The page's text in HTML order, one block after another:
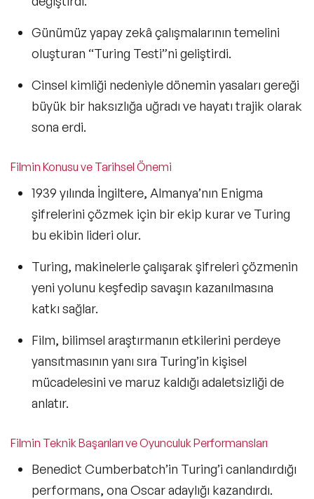
Günümüz yapay zekâ çalışmalarının temelini
oluşturan “Turing Testi”ni geliştirdi.
Cinsel kimliği nedeniyle dönemin yasaları gereği
büyük bir haksızlığa uğradı ve hayatı trajik olarak
sona erdi.
Filmin Konusu ve Tarihsel Önemi
1939 yılında İngiltere, Almanya’nın Enigma
şifrelerini çözmek için bir ekip kurarve Turing
bu ekibin lideri olur.
Turing, makinelerle çalışarak şifreleri çözmenin
yeni yolunu keşfedip savaşın kazanılmasına
katkı sağlar.
Film, bilimsel araştırmanın etkilerini perdeye
yansıtmasının yanı sıra Turing’in kişisel
mücadelesini ve maruz kaldığı adaletsizliği de
anlatır.
Filmin Teknik Başarıları ve Oyunculuk Performansları
Benedict Cumberbatch’in Turing’i canlandırdığı
performans, ona Oscar adaylığı kazandırdı.